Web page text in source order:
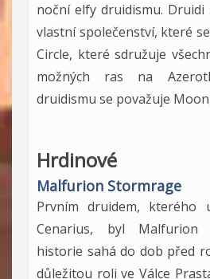
noční elfy druidismu.
vlastní společenství, které
Circle, které sdružuje
možných ras na
druidismu se považuje
Hrdinové
Malfurion Stormrage
Prvním druidem, kterého
Cenarius, byl Malfurion
historie sahá do dob před
důležitou roli ve Válce